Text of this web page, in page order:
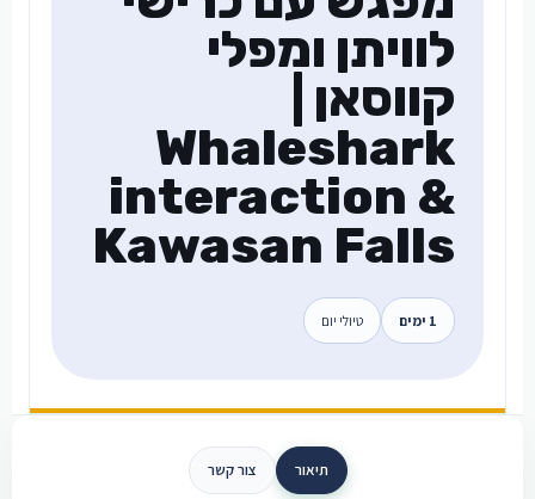
לוויתן ומפלי
קווסאן |
Whaleshark
interaction &
Kawasan Falls
1 ימים טיולי יום
תיאור צור קשר